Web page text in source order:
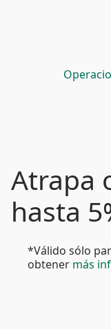
Atrapa
hasta
*Válido sólo
obtener más